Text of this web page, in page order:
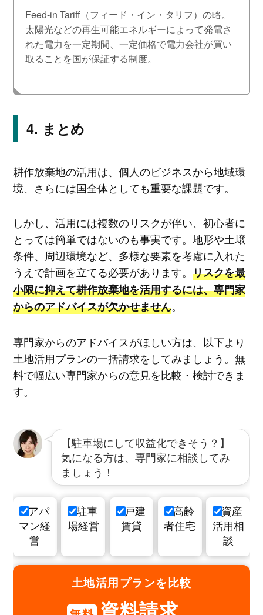
Feed-in Tariff（フィード・イン・タリフ）の略。
太陽光などの再生可能エネルギーによって発電さ
れた電力を一定期間、一定価格で電力会社が買い
取ることを国が保証する制度。
まとめ
耕作放棄地の活用は、個人のビジネスから地域環
境、さらには国全体としても重要な課題です。
しかし、活用には複数のリスクが伴い、初心者に
とっては簡単ではないのも事実です。地形や土壌
条件、周辺環境など、多様な要素を考慮に入れた
うえで計画を立てる必要があります。 リスクを最
小限に抑えて耕作放棄地を活用するには、専門家
からのアドバイスが欠かせません。
専門家からのアドバイスがほしい方は、以下より
土地活用プランの一括請求をしてみましょう。無
料で幅広い専門家からの意見を比較・検討できま
す。
【駐車場にして収益化できそう？】
気になる方は、専門家に相談してみ
ましょう！
アパ
マン経
営
駐車
場経営
戸建
賃貸
高齢
者住宅
資産
活用相
談
土地活用プランを比較